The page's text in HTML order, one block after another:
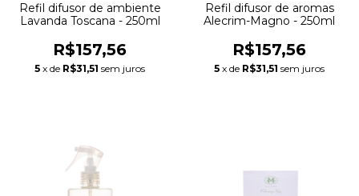
Refil difusor de ambiente
Lavanda Toscana - 250ml
R$157,56
5 x de R$31,51 sem juros
Refil difusor de aromas
Alecrim-Magno - 250ml
R$157,56
5 x de R$31,51 sem juros